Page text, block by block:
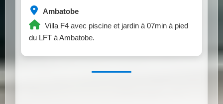
Ambatobe
Villa F4 avec piscine et jardin à 07min à pied
du LFT à Ambatobe.